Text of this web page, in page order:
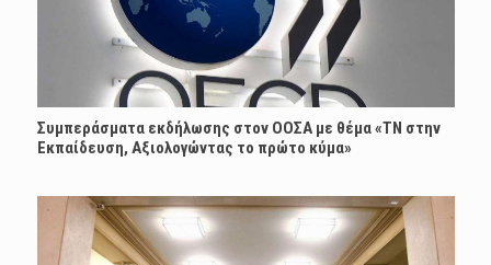
Συμπεράσματα εκδήλωσης στον ΟΟΣΑ με θέμα «ΤΝ στην
Εκπαίδευση, Αξιολογώντας το πρώτο κύμα»